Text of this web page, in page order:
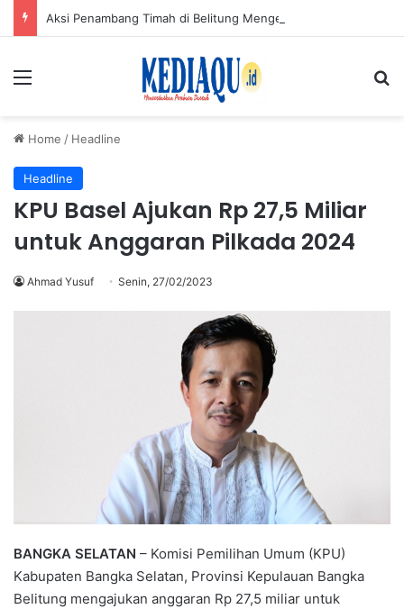
Menu
Home / Headline
Headline
KPU Basel Ajukan Rp 27,5 Miliar
untuk Anggaran Pilkada 2024
Ahmad Yusuf Senin, 27/02/2023
BANGKA SELATAN – Komisi Pemilihan Umum (KPU)
Kabupaten Bangka Selatan, Provinsi Kepulauan Bangka
Belitung mengajukan anggaran Rp 27,5 miliar untuk